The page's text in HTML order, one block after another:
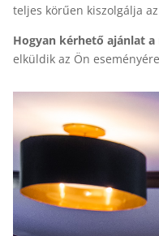
teljes körűen kiszolgálja
Hogyan kérhető ajánlat a
elküldik az Ön